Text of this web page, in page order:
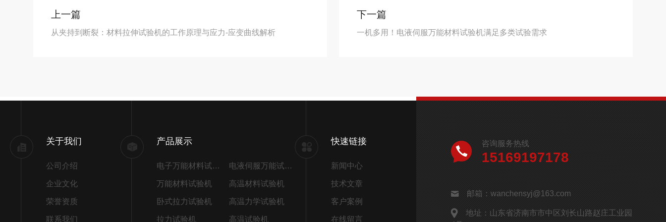
上一篇
从夹持到断裂：材料拉伸试验机的工作原理与应力-应变曲线解析
下一篇
一机多用！电液伺服万能材料试验机满足多类试验需求
关于我们
公司介绍
企业文化
荣誉资质
联系我们
产品展示
电子万能材料试验机 电液伺服万能试验机
万能材料试验机 高温材料试验机
卧式拉力试验机 高温力学试验机
拉力试验机 高温试验机
快速链接
新闻中心
技术文章
客户案例
在线留言
咨询服务热线
15169197178
邮箱：wanchensyj@163.com
地址：山东省济南市市中区刘长山路赵庄工业园